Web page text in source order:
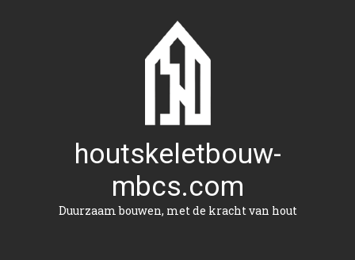
houtskeletbouw-
mbcs.com
Duurzaam bouwen, met de kracht van hout